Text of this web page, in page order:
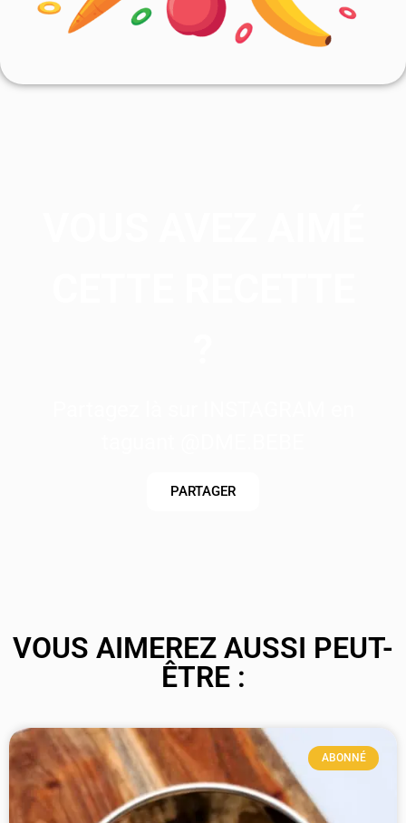
PARTAGER
VOUS AIMEREZ AUSSI PEUT-
ÊTRE :
ABONNÉ